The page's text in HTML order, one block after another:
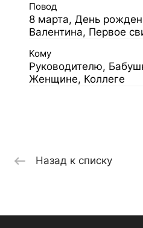
Повод
8 марта, День
Валентина, Первое
Кому
Руководителю,
Женщине, Коллеге
Назад к списку